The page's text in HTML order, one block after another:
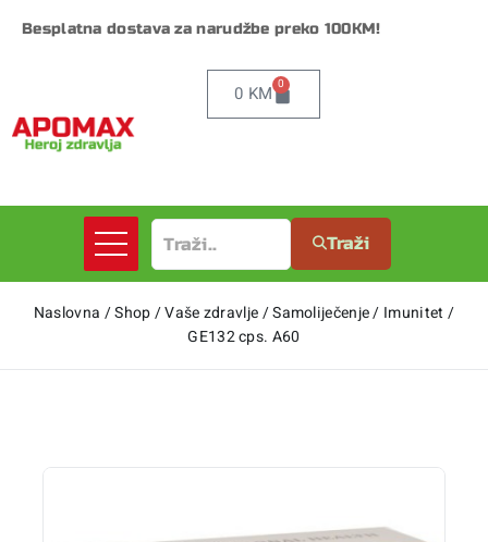
Besplatna dostava za narudžbe preko 100KM!
0 KM 0
Traži
Naslovna /Shop/Vaše zdravlje/Samoliječenje/ Imunitet /
GE132 cps. A60